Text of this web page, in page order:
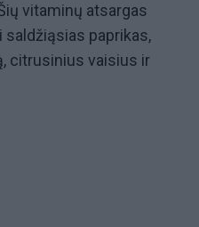
vitaminų atsargas
paprikas,
citrusinius vaisius ir